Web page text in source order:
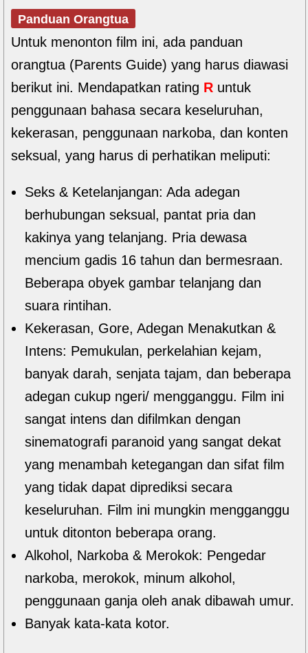
Panduan Orangtua
Untuk menonton film ini, ada panduan
orangtua (Parents Guide) yang harus diawasi
berikut ini. Mendapatkan rating R untuk
penggunaan bahasa secara keseluruhan,
kekerasan, penggunaan narkoba, dan konten
seksual, yang harus di perhatikan meliputi:
Seks & Ketelanjangan: Ada adegan
berhubungan seksual, pantat pria dan
kakinya yang telanjang. Pria dewasa
mencium gadis 16 tahun dan bermesraan.
Beberapa obyek gambar telanjang dan
suara rintihan.
Kekerasan, Gore, Adegan Menakutkan &
Intens: Pemukulan, perkelahian kejam,
banyak darah, senjata tajam, dan beberapa
adegan cukup ngeri/ mengganggu. Film ini
sangat intens dan difilmkan dengan
sinematografi paranoid yang sangat dekat
yang menambah ketegangan dan sifat film
yang tidak dapat diprediksi secara
keseluruhan. Film ini mungkin mengganggu
untuk ditonton beberapa orang.
Alkohol, Narkoba & Merokok: Pengedar
narkoba, merokok, minum alkohol,
penggunaan ganja oleh anak dibawah umur.
Banyak kata-kata kotor.